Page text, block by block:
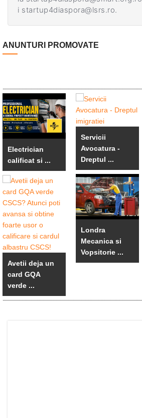
i startup4diaspora@lsrs.ro.
ANUNTURI PROMOVATE
Electrician
calificat si ...
Avetii deja un
card GQA
verde ...
Servicii
Avocatura -
Dreptul ...
Londra
Mecanica si
Vopsitorie ...